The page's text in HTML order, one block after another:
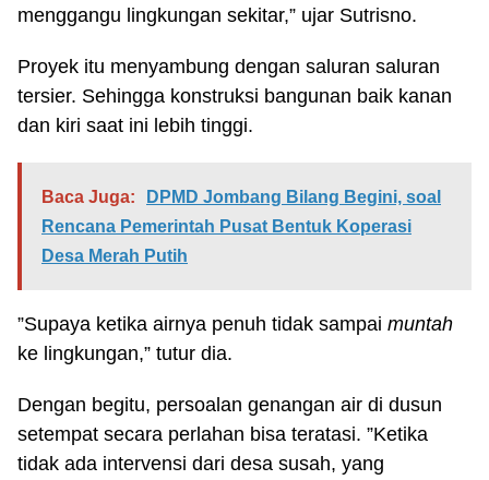
menggangu lingkungan sekitar,” ujar Sutrisno.
Proyek itu menyambung dengan saluran saluran
tersier. Sehingga konstruksi bangunan baik kanan
dan kiri saat ini lebih tinggi.
Baca Juga:
DPMD Jombang Bilang Begini, soal
Rencana Pemerintah Pusat Bentuk Koperasi
Desa Merah Putih
”Supaya ketika airnya penuh tidak sampai muntah
ke lingkungan,” tutur dia.
Dengan begitu, persoalan genangan air di dusun
setempat secara perlahan bisa teratasi. ”Ketika
tidak ada intervensi dari desa susah, yang